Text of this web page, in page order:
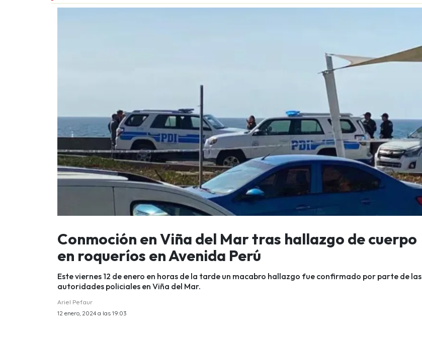
Conmoción en Viña del Mar tras hallazgo de cuerpo
en roqueríos en Avenida Perú
Este viernes 12 de enero en horas de la tarde un macabro hallazgo fue confirmado por parte de las
autoridades policiales en Viña del Mar.
Ariel Pefaur
12 enero, 2024 a las 19:03